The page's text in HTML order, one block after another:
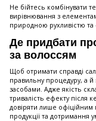
Не бійтесь комбінувати
вирівнювання з
природною рухливістю та
Де придбати
за волоссям
Щоб отримати справді
правильну процедуру, а
засобами. Адже якість
тривалість ефекту після
довіряти лише офіційним
продукції та дотримання